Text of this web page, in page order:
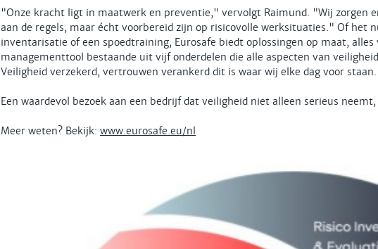
"Onze kracht ligt in maatwerk en preventie," vervolgt Raimund. "Wij zorgen
aan de regels, maar écht voorbereid zijn op risicovolle werksituaties." Of het
inventarisatie of een spoedtraining, Eurosafe biedt oplossingen op maat, alles
managementtool bestaande uit vijf onderdelen die alle aspecten van
Veiligheid verzekerd, vertrouwen verankerd dit is waar wij elke dag voor staan.
Een waardevol bezoek aan een bedrijf dat veiligheid niet alleen serieus
Meer weten? Bekijk: www.eurosafe.eu/nl